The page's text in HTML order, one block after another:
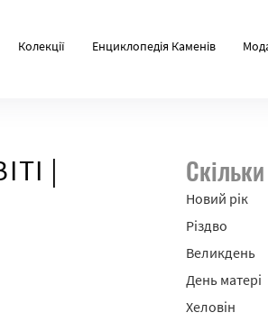
Колекції Енциклопедія Каменів
|
Новий рік
Різдво
Великдень
День матері
Хеловін